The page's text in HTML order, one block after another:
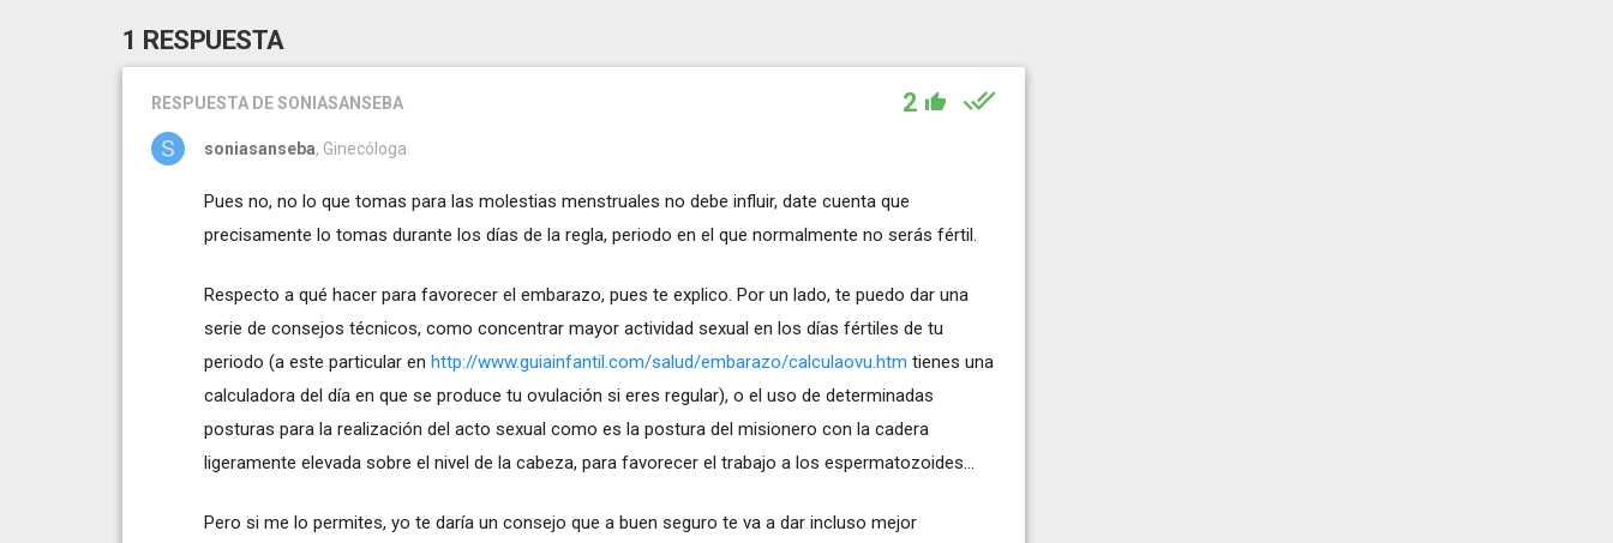
1 RESPUESTA
RESPUESTA DE SONIASANSEBA 2
soniasanseba, Ginecóloga
Pues no, no lo que tomas para las molestias menstruales no debe influir, date cuenta que
precisamente lo tomas durante los días de la regla, periodo en el que normalmente no serás fértil.
Respecto a qué hacer para favorecer el embarazo, pues te explico. Por un lado, te puedo dar una
serie de consejos técnicos, como concentrar mayor actividad sexual en los días fértiles de tu
periodo (a este particular en http://www.guiainfantil.com/salud/embarazo/calculaovu.htm tienes una
calculadora del día en que se produce tu ovulación si eres regular), o el uso de determinadas
posturas para la realización del acto sexual como es la postura del misionero con la cadera
ligeramente elevada sobre el nivel de la cabeza, para favorecer el trabajo a los espermatozoides...
Pero si me lo permites, yo te daría un consejo que a buen seguro te va a dar incluso mejor